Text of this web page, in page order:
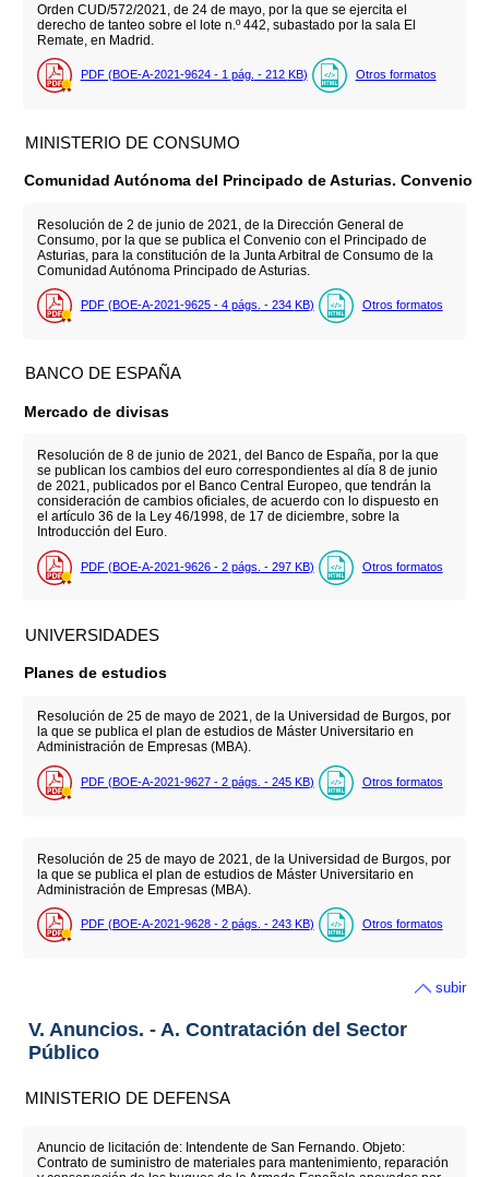
Orden CUD/572/2021, de 24 de mayo, por la que se ejercita el
derecho de tanteo sobre el lote n.º 442, subastado por la sala El
Remate, en Madrid.
PDF (BOE-A-2021-9624 - 1 pág. - 212 KB) Otros formatos
MINISTERIO DE CONSUMO
Comunidad Autónoma del Principado de Asturias. Convenio
Resolución de 2 de junio de 2021, de la Dirección General de
Consumo, por la que se publica el Convenio con el Principado de
Asturias, para la constitución de la Junta Arbitral de Consumo de la
Comunidad Autónoma Principado de Asturias.
PDF (BOE-A-2021-9625 - 4 págs. - 234 KB) Otros formatos
BANCO DE ESPAÑA
Mercado de divisas
Resolución de 8 de junio de 2021, del Banco de España, por la que
se publican los cambios del euro correspondientes al día 8 de junio
de 2021, publicados por el Banco Central Europeo, que tendrán la
consideración de cambios oficiales, de acuerdo con lo dispuesto en
el artículo 36 de la Ley 46/1998, de 17 de diciembre, sobre la
Introducción del Euro.
PDF (BOE-A-2021-9626 - 2 págs. - 297 KB) Otros formatos
UNIVERSIDADES
Planes de estudios
Resolución de 25 de mayo de 2021, de la Universidad de Burgos, por
la que se publica el plan de estudios de Máster Universitario en
Administración de Empresas (MBA).
PDF (BOE-A-2021-9627 - 2 págs. - 245 KB) Otros formatos
Resolución de 25 de mayo de 2021, de la Universidad de Burgos, por
la que se publica el plan de estudios de Máster Universitario en
Administración de Empresas (MBA).
PDF (BOE-A-2021-9628 - 2 págs. - 243 KB) Otros formatos
subir
V. Anuncios. - A. Contratación del Sector
Público
MINISTERIO DE DEFENSA
Anuncio de licitación de: Intendente de San Fernando. Objeto:
Contrato de suministro de materiales para mantenimiento, reparación